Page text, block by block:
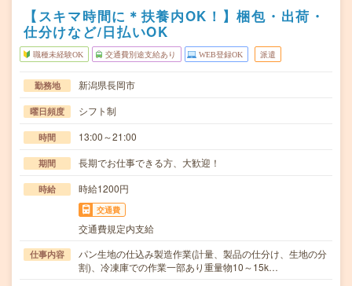
【スキマ時間に＊扶養内OK！】梱包・出荷・
仕分けなど/日払いOK
職種未経験OK 交通費別途支給あり WEB登録OK 派遣
勤務地 新潟県長岡市
曜日頻度 シフト制
時間 13:00～21:00
期間 長期でお仕事できる方、大歓迎！
時給 時給1200円
交通費
交通費規定内支給
仕事内容
パン生地の仕込み製造作業(計量、製品の仕分け、生地の分
割)、冷凍庫での作業一部あり重量物10～15k…